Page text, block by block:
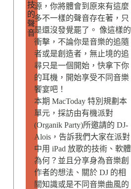
技
的
聲
音
源，你將體會到原來有這麼
多不一樣的聲音存在著，只
是還沒發覺罷了。 像這樣的
衝擊，不論你是音樂的追隨
者或是創造者，無止境的追
尋只是一個開始，快拿下你
的耳機，開始享受不同音樂
饗宴吧！
本期 MacToday 特別規劃本
單元，採訪由有機派對
(Organik Party)所邀請的 DJ-
Alois，告訴我們大家在派對
中用 iPad 放歌的技術、軟體
為何？並且分享身為音樂創
作者的想法、關於 DJ 的相
關知識或是不同音樂曲風的